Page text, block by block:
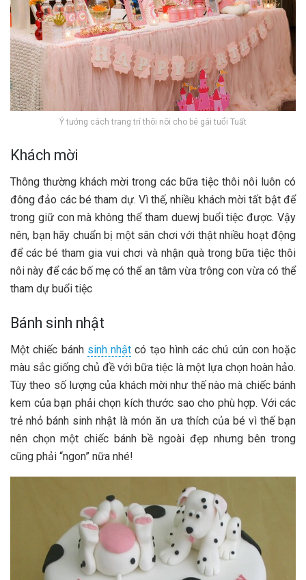
Ý tưởng cách trang trí thôi nôi cho bé gái tuổi Tuất
Khách mời
Thông thường khách mời trong các bữa tiệc thôi nôi luôn có
đông đảo các bé tham dự. Vì thế, nhiều khách mời tất bật để
trong giữ con mà không thể tham duewj buổi tiệc được. Vậy
nên, bạn hãy chuẩn bị một sân chơi với thật nhiều hoạt động
để các bé tham gia vui chơi và nhận quà trong bữa tiệc thôi
nôi này để các bố mẹ có thể an tâm vừa trông con vừa có thể
tham dự buổi tiệc
Bánh sinh nhật
Một chiếc bánh sinh nhật có tạo hình các chú cún con hoặc
màu sắc giống chủ đề với bữa tiệc là một lựa chọn hoàn hảo.
Tùy theo số lượng của khách mời như thế nào mà chiếc bánh
kem của bạn phải chọn kích thước sao cho phù hợp. Với các
trẻ nhỏ bánh sinh nhật là món ăn ưa thích của bé vì thế bạn
nên chọn một chiếc bánh bề ngoài đẹp nhưng bên trong
cũng phải “ngon” nữa nhé!